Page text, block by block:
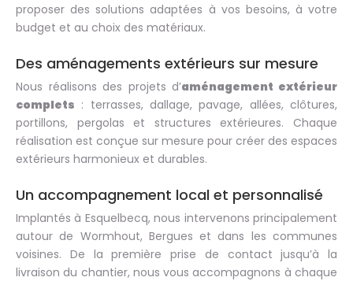
proposer des solutions adaptées à vos besoins, à votre
budget et au choix des matériaux.
Des aménagements extérieurs sur mesure
Nous réalisons des projets d’aménagement extérieur
complets : terrasses, dallage, pavage, allées, clôtures,
portillons, pergolas et structures extérieures. Chaque
réalisation est conçue sur mesure pour créer des espaces
extérieurs harmonieux et durables.
Un accompagnement local et personnalisé
Implantés à Esquelbecq, nous intervenons principalement
autour de Wormhout, Bergues et dans les communes
voisines. De la première prise de contact jusqu’à la
livraison du chantier, nous vous accompagnons à chaque